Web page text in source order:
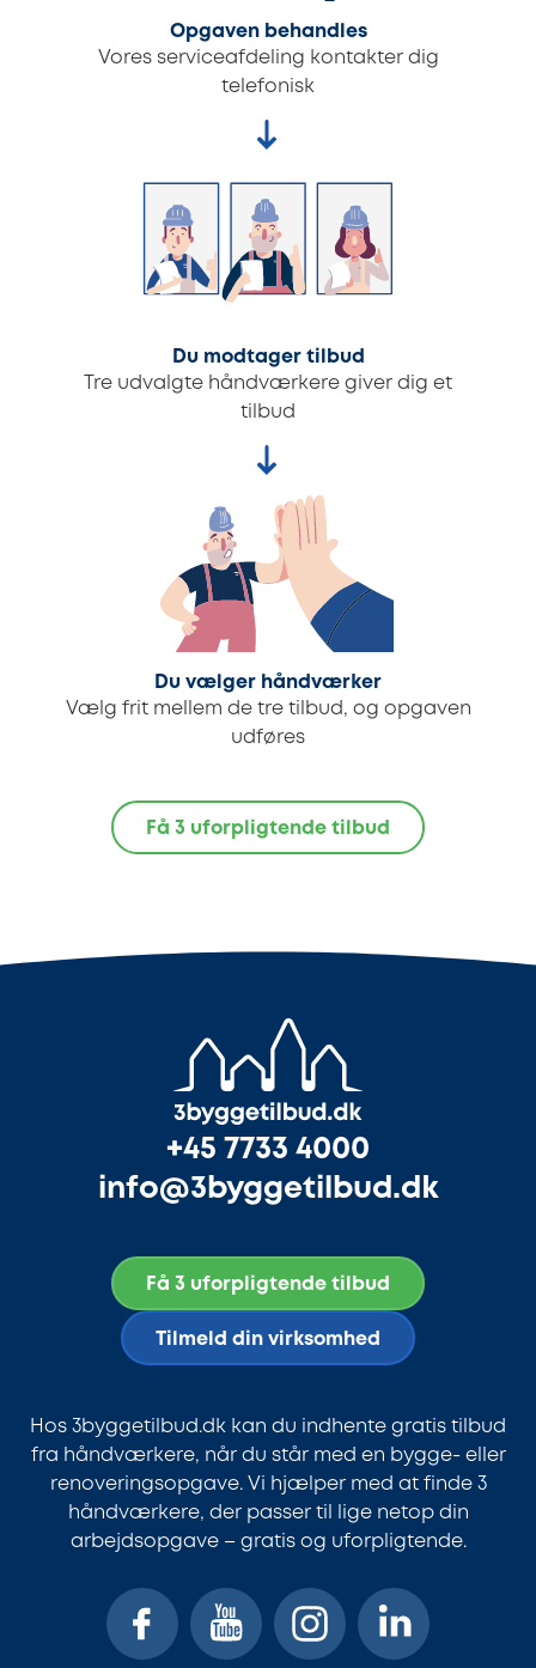
Opgaven behandles
Vores serviceafdeling kontakter dig
telefonisk
Du modtager tilbud
Tre udvalgte håndværkere giver dig et
tilbud
Du vælger håndværker
Vælg frit mellem de tre tilbud, og opgaven
udføres
Få 3 uforpligtende tilbud
+45 7733 4000
info@3byggetilbud.dk
Få 3 uforpligtende tilbud
Tilmeld din virksomhed
Hos 3byggetilbud.dk kan du indhente gratis tilbud
fra håndværkere, når du står med en bygge- eller
renoveringsopgave. Vi hjælper med at finde 3
håndværkere, der passer til lige netop din
arbejdsopgave – gratis og uforpligtende.